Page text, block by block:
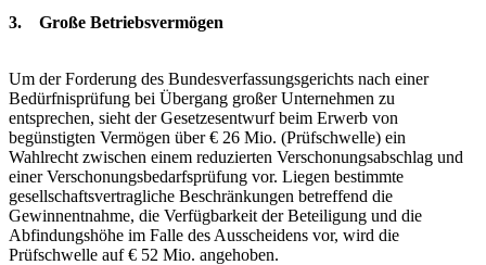
3. Große Betriebsvermögen
Um der Forderung des Bundesverfassungsgerichts nach einer
Bedürfnisprüfung bei Übergang großer Unternehmen zu
entsprechen, sieht der Gesetzesentwurf beim Erwerb von
begünstigten Vermögen über € 26 Mio. (Prüfschwelle) ein
Wahlrecht zwischen einem reduzierten Verschonungsabschlag und
einer Verschonungsbedarfsprüfung vor. Liegen bestimmte
gesellschaftsvertragliche Beschränkungen betreffend die
Gewinnentnahme, die Verfügbarkeit der Beteiligung und die
Abfindungshöhe im Falle des Ausscheidens vor, wird die
Prüfschwelle auf € 52 Mio. angehoben.